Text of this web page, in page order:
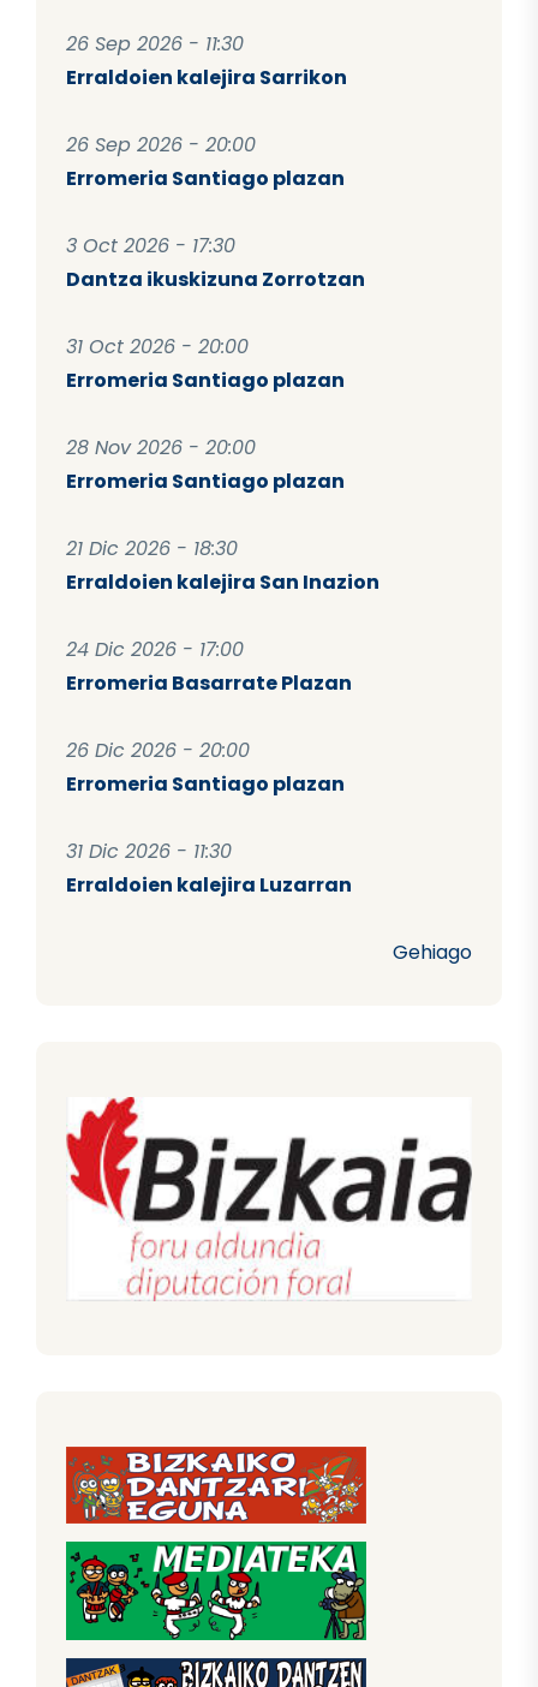
26 Sep 2026 - 11:30
Erraldoien kalejira Sarrikon
26 Sep 2026 - 20:00
Erromeria Santiago plazan
3 Oct 2026 - 17:30
Dantza ikuskizuna Zorrotzan
31 Oct 2026 - 20:00
Erromeria Santiago plazan
28 Nov 2026 - 20:00
Erromeria Santiago plazan
21 Dic 2026 - 18:30
Erraldoien kalejira San Inazion
24 Dic 2026 - 17:00
Erromeria Basarrate Plazan
26 Dic 2026 - 20:00
Erromeria Santiago plazan
31 Dic 2026 - 11:30
Erraldoien kalejira Luzarran
Gehiago